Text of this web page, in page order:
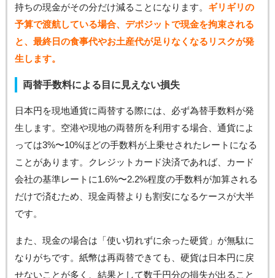
持ちの現金がその分だけ減ることになります。 ギリギリの
予算で渡航している場合、デポジットで現金を拘束される
と、最終日の食事代やお土産代が足りなくなるリスクが発
生します。
両替手数料による目に見えない損失
日本円を現地通貨に両替する際には、必ず為替手数料が発
生します。空港や現地の両替所を利用する場合、通貨によ
っては3%〜10%ほどの手数料が上乗せされたレートになる
ことがあります。クレジットカード決済であれば、カード
会社の基準レートに1.6%〜2.2%程度の手数料が加算される
だけで済むため、現金両替よりも割安になるケースが大半
です。
また、現金の場合は「使い切れずに余った硬貨」が無駄に
なりがちです。紙幣は再両替できても、硬貨は日本円に戻
せないことが多く、結果として数千円分の損失が出ること